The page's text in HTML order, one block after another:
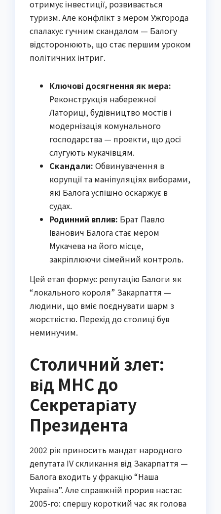
отримує інвестиції, розвивається
туризм. Але конфлікт з мером Ужгорода
спалахує гучним скандалом — Балогу
відсторонюють, що стає першим уроком
політичних інтриг.
Ключові досягнення як мера:
Реконструкція набережної
Латориці, будівництво мостів і
модернізація комунального
господарства — проекти, що досі
слугують мукачівцям.
Скандали: Обвинувачення в
корупції та маніпуляціях виборами,
які Балога успішно оскаржує в
судах.
Родинний вплив: Брат Павло
Іванович Балога стає мером
Мукачева на його місце,
закріплюючи сімейний контроль.
Цей етап формує репутацію Балоги як
“локального короля” Закарпаття —
людини, що вміє поєднувати шарм з
жорсткістю. Перехід до столиці був
неминучим.
Столичний злет:
від МНС до
Секретаріату
Президента
2002 рік приносить мандат народного
депутата IV скликання від Закарпаття —
Балога входить у фракцію “Наша
Україна”. Але справжній прорив настає
2005-го: спершу короткий час як голова